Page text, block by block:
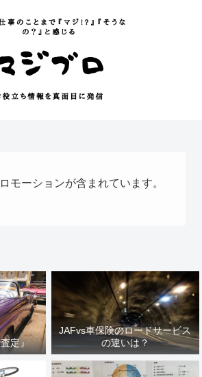
モーションが含まれています。
定』
JAFvs車保険のロードサービス
の違いは？